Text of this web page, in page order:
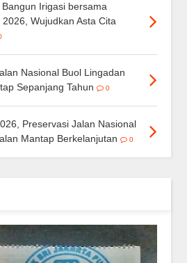
Irigasi bersama
Wujudkan Asta Cita
Nasional Buol Lingadan
Sepanjang Tahun
0
Preservasi Jalan Nasional
Mantap Berkelanjutan
0